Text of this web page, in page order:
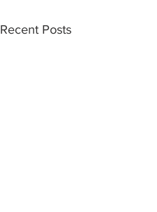
Recent Posts